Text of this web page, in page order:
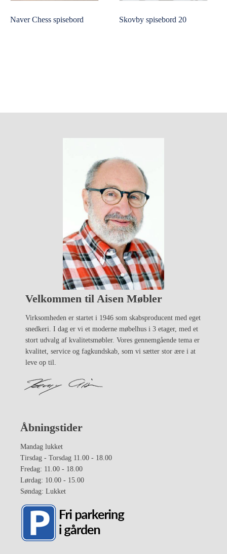
Naver Chess spisebord Skovby spisebord 20
Velkommen til Aisen Møbler
Virksomheden er startet i 1946 som skabsproducent med eget
snedkeri. I dag er vi et moderne møbelhus i 3 etager, med et
stort udvalg af kvalitetsmøbler. Vores gennemgående tema er
kvalitet, service og fagkundskab, som vi sætter stor ære i at
leve op til.
Åbningstider
Mandag lukket
Tirsdag - Torsdag 11.00 - 18.00
Fredag: 11.00 - 18.00
Lørdag: 10.00 - 15.00
Søndag: Lukket